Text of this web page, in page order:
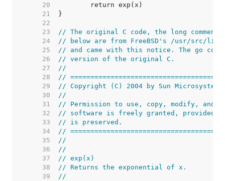
    20
    21
    22
    23
// The original C code, the long
    24
// below are from FreeBSD's /usr/src/lib/
    25
// and came with this notice. The go
    26
// version of the original C.
    27
//
    28
//
    29
// Copyright (C) 2004 by Sun
    30
//
    31
// Permission to use, copy, modify, and
    32
// software is freely granted, provided
    33
// is preserved.
    34
//
    35
//
    36
//
    37
// exp(x)
    38
// Returns the exponential of x.
    39
//